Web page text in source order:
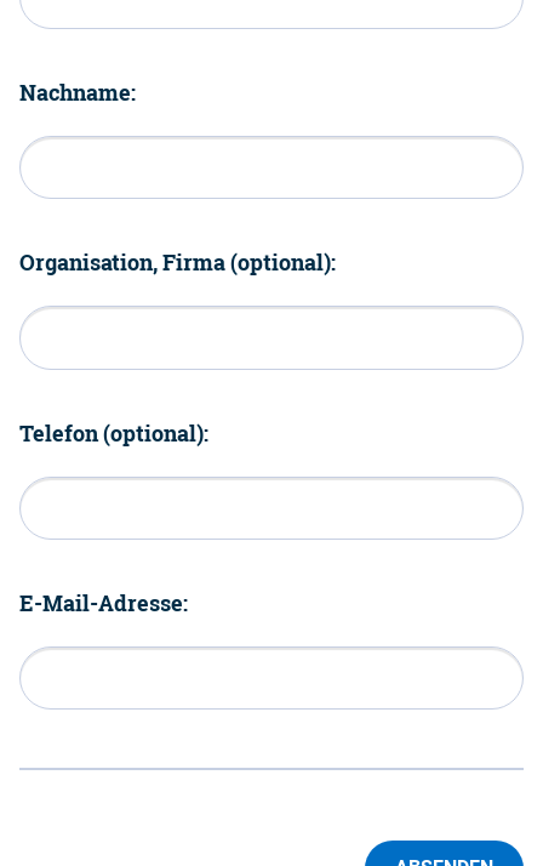
Nachname:
Organisation, Firma (optional):
Telefon (optional):
E-Mail-Adresse: